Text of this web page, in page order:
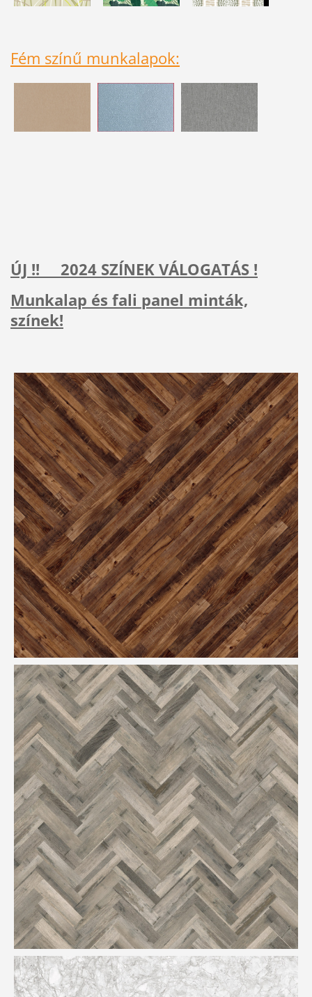
Fém színű munkalapok:
ÚJ !! 2024 SZÍNEK VÁLOGATÁS !
Munkalap és fali panel minták,
színek!